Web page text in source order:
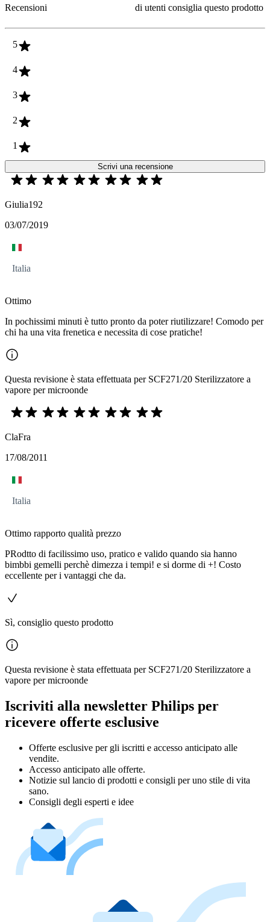
Recensioni di utenti consiglia questo prodotto
5
4
3
2
1
Scrivi una recensione
Giulia192
03/07/2019
Italia
Ottimo
In pochissimi minuti è tutto pronto da poter riutilizzare! Comodo per
chi ha una vita frenetica e necessita di cose pratiche!
Questa revisione è stata effettuata per SCF271/20 Sterilizzatore a
vapore per microonde
ClaFra
17/08/2011
Italia
Ottimo rapporto qualità prezzo
PRodtto di facilissimo uso, pratico e valido quando sia hanno
bimbbi gemelli perchè dimezza i tempi! e si dorme di +! Costo
eccellente per i vantaggi che da.
Sì, consiglio questo prodotto
Questa revisione è stata effettuata per SCF271/20 Sterilizzatore a
vapore per microonde
Iscriviti alla newsletter Philips per
ricevere offerte esclusive
Offerte esclusive per gli iscritti e accesso anticipato alle
vendite.
Accesso anticipato alle offerte.
Notizie sul lancio di prodotti e consigli per uno stile di vita
sano.
Consigli degli esperti e idee